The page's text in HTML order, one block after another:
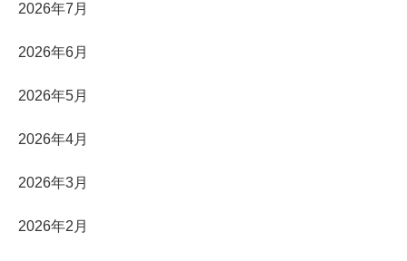
2026年7月
2026年6月
2026年5月
2026年4月
2026年3月
2026年2月